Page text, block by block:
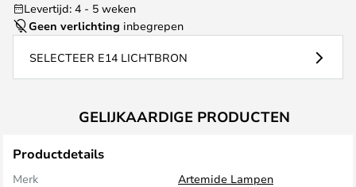
Levertijd: 4 - 5 weken
Geen verlichting inbegrepen
SELECTEER E14 LICHTBRON
GELIJKAARDIGE PRODUCTEN
Productdetails
Merk
Artemide Lampen